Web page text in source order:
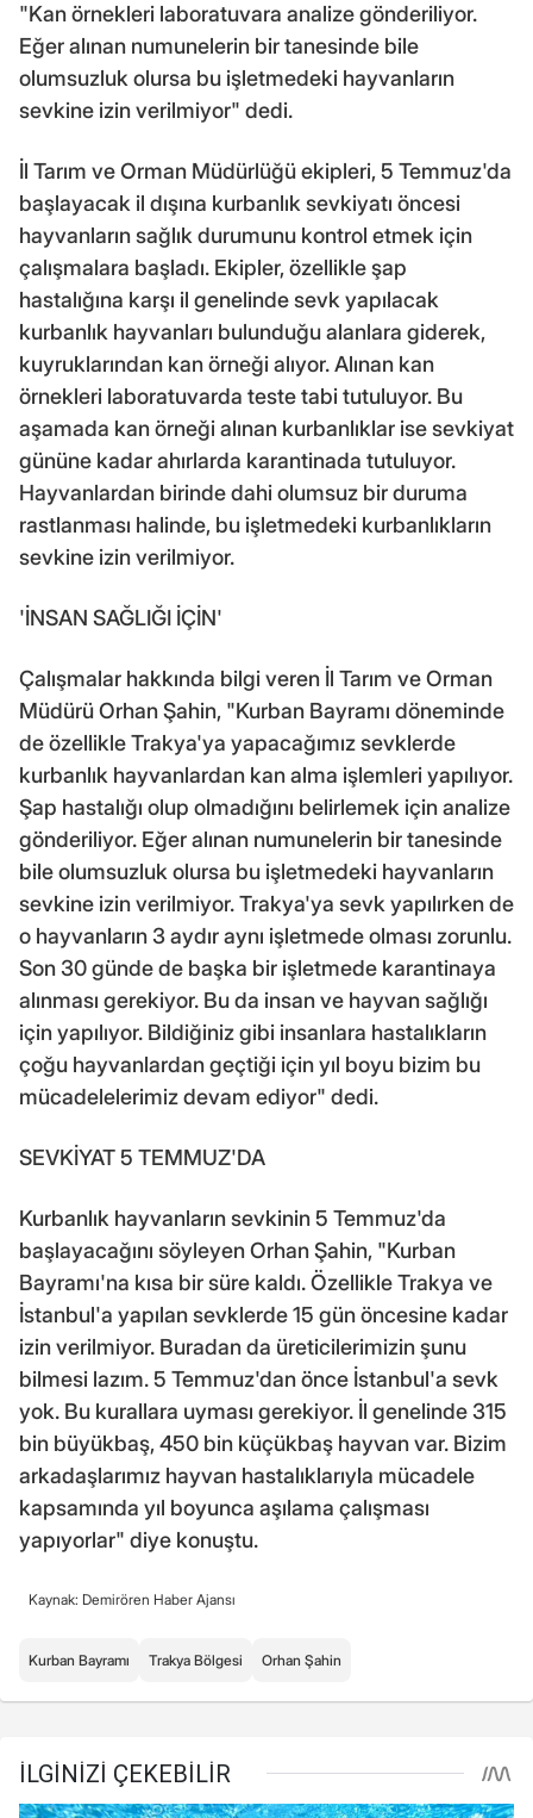
"Kan örnekleri laboratuvara analize gönderiliyor.
Eğer alınan numunelerin bir tanesinde bile
olumsuzluk olursa bu işletmedeki hayvanların
sevkine izin verilmiyor" dedi.
İl Tarım ve Orman Müdürlüğü ekipleri, 5 Temmuz'da
başlayacak il dışına kurbanlık sevkiyatı öncesi
hayvanların sağlık durumunu kontrol etmek için
çalışmalara başladı. Ekipler, özellikle şap
hastalığına karşı il genelinde sevk yapılacak
kurbanlık hayvanları bulunduğu alanlara giderek,
kuyruklarından kan örneği alıyor. Alınan kan
örnekleri laboratuvarda teste tabi tutuluyor. Bu
aşamada kan örneği alınan kurbanlıklar ise sevkiyat
gününe kadar ahırlarda karantinada tutuluyor.
Hayvanlardan birinde dahi olumsuz bir duruma
rastlanması halinde, bu işletmedeki kurbanlıkların
sevkine izin verilmiyor.
'İNSAN SAĞLIĞI İÇİN'
Çalışmalar hakkında bilgi veren İl Tarım ve Orman
Müdürü Orhan Şahin, "Kurban Bayramı döneminde
de özellikle Trakya'ya yapacağımız sevklerde
kurbanlık hayvanlardan kan alma işlemleri yapılıyor.
Şap hastalığı olup olmadığını belirlemek için analize
gönderiliyor. Eğer alınan numunelerin bir tanesinde
bile olumsuzluk olursa bu işletmedeki hayvanların
sevkine izin verilmiyor. Trakya'ya sevk yapılırken de
o hayvanların 3 aydır aynı işletmede olması zorunlu.
Son 30 günde de başka bir işletmede karantinaya
alınması gerekiyor. Bu da insan ve hayvan sağlığı
için yapılıyor. Bildiğiniz gibi insanlara hastalıkların
çoğu hayvanlardan geçtiği için yıl boyu bizim bu
mücadelelerimiz devam ediyor" dedi.
SEVKİYAT 5 TEMMUZ'DA
Kurbanlık hayvanların sevkinin 5 Temmuz'da
başlayacağını söyleyen Orhan Şahin, "Kurban
Bayramı'na kısa bir süre kaldı. Özellikle Trakya ve
İstanbul'a yapılan sevklerde 15 gün öncesine kadar
izin verilmiyor. Buradan da üreticilerimizin şunu
bilmesi lazım. 5 Temmuz'dan önce İstanbul'a sevk
yok. Bu kurallara uyması gerekiyor. İl genelinde 315
bin büyükbaş, 450 bin küçükbaş hayvan var. Bizim
arkadaşlarımız hayvan hastalıklarıyla mücadele
kapsamında yıl boyunca aşılama çalışması
yapıyorlar" diye konuştu.
Kaynak: Demirören Haber Ajansı
Kurban Bayramı Trakya Bölgesi Orhan Şahin